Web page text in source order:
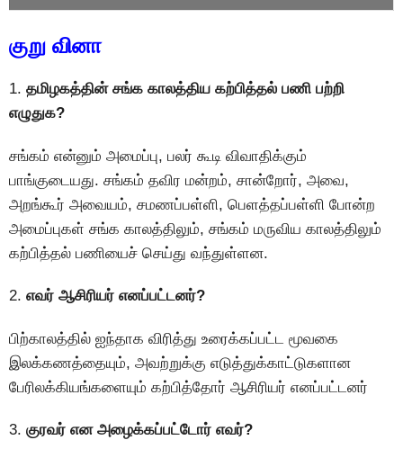
குறு வினா
1. தமிழகத்தின் சங்க காலத்திய கற்பித்தல் பணி பற்றி
எழுதுக?
சங்கம் என்னும் அமைப்பு, பலர் கூடி விவாதிக்கும்
பாங்குடையது. சங்கம் தவிர மன்றம், சான்றோர், அவை,
அறங்கூர் அவையம், சமணப்பள்ளி, பெளத்தப்பள்ளி போன்ற
அமைப்புகள் சங்க காலத்திலும், சங்கம் மருவிய காலத்திலும்
கற்பித்தல் பணியைச் செய்து வந்துள்ளன.
2. எவர் ஆசிரியர் எனப்பட்டனர்?
பிற்காலத்தில் ஐந்தாக விரித்து உரைக்கப்பட்ட மூவகை
இலக்கணத்தையும், அவற்றுக்கு எடுத்துக்காட்டுகளான
பேரிலக்கியங்களையும் கற்பித்தோர் ஆசிரியர் எனப்பட்டனர்
3. குரவர் என அழைக்கப்பட்டோர் எவர்?